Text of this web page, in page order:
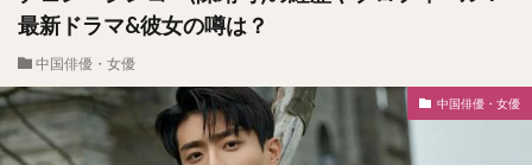
最新ドラマ&彼女の噂は？
中国俳優・女優
中国俳優・女優